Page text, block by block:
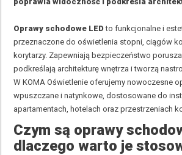
Oprawy schodowe LEDto funkcjonalne i
przeznaczone do oświetlenia stopni, ciągów
korytarzy. Zapewniają bezpieczeństwo
podkreślają architekturę wnętrza i tworzą
W KOMA Oświetlenie oferujemy nowoczesne
wpuszczane i natynkowe, dostosowane do
apartamentach, hotelach oraz przestrzeniach
Czym są oprawy
dlaczego warto je